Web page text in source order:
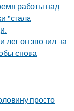
работы над
"стала
лет он звонил на
снова
просто